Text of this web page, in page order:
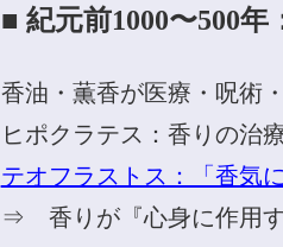
■ 紀元前1000〜500
香油・薫香が医療・呪術
ヒポクラテス：香りの治
テオフラストス：「香気
⇒ 香りが『心身に作用す